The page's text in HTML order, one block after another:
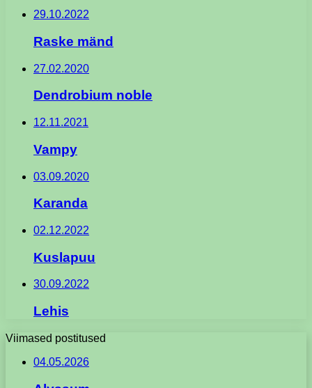
29.10.2022
Raske mänd
27.02.2020
Dendrobium noble
12.11.2021
Vampy
03.09.2020
Karanda
02.12.2022
Kuslapuu
30.09.2022
Lehis
Viimased postitused
04.05.2026